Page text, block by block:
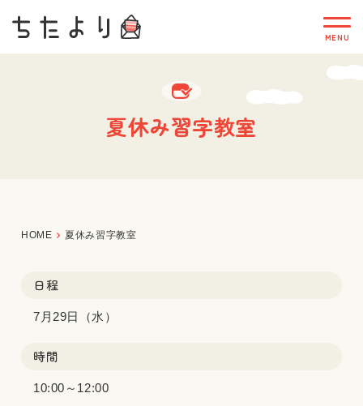
夏休み習字教室
HOME 夏休み習字教室
日程
7月29日（水）
時間
10:00～12:00